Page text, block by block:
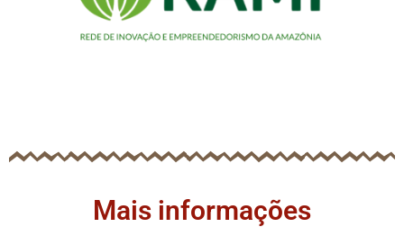
Mais informações